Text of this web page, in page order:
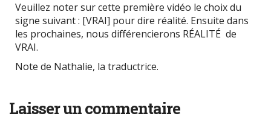
Veuillez noter sur cette première vidéo le choix du
signe suivant : [VRAI] pour dire réalité. Ensuite dans
les prochaines, nous différencierons RÉALITÉ de
VRAI.
Note de Nathalie, la traductrice.
Laisser un commentaire